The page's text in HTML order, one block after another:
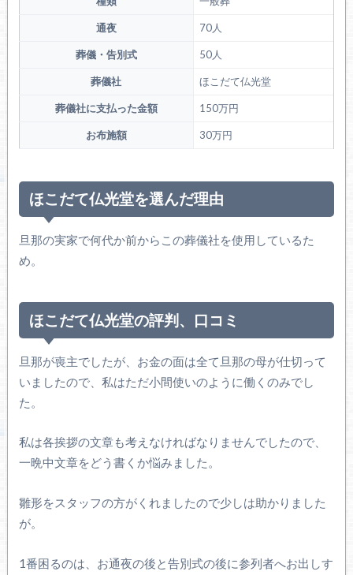
通夜 70人
葬儀・告別式 50人
葬儀社 ほこだて仏光堂
葬儀社に支払った金額 150万円
お布施額 30万円
ほこだて仏光堂を選んだ理由
旦那の実家で何代か前からこの葬儀社を使用しているた
め。
ほこだて仏光堂の評判、口コミ
旦那が喪主でしたが、お金の面は全て旦那の母が仕切って
いましたので、私はただ小間使いのように働くのみでし
た。
私は各挨拶の文章も考えなければなりませんでしたので、
一晩中文章をどう書くか悩みました。
雛形をスタッフの方がくれましたので少しは助かりました
が。
1番困るのは、お通夜の後と告別式の後に参列者へお出しす